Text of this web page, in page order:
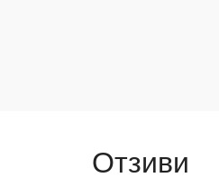
Отзиви